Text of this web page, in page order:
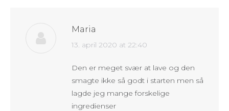
Maria
says:
13. april 2020 at 22:40
Den er meget svær at lave og den
smagte ikke så godt i starten men så
lagde jeg mange forskelige
ingredienser